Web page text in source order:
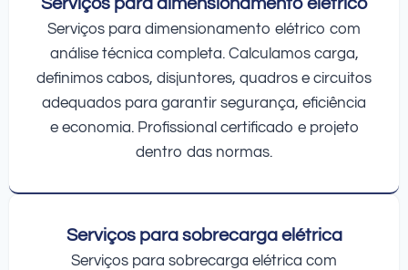
Serviços para dimensionamento elétrico com
análise técnica completa. Calculamos carga,
definimos cabos, disjuntores, quadros e circuitos
adequados para garantir segurança, eficiência
e economia. Profissional certificado e projeto
dentro das normas.
Serviços para sobrecarga elétrica
Serviços para sobrecarga elétrica com